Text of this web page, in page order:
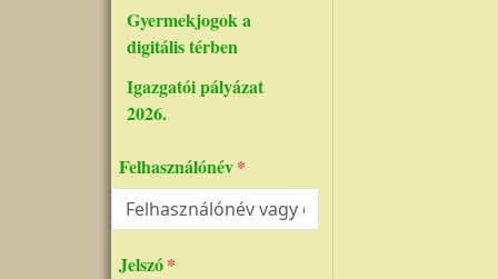
Gyermekjogok a
digitális térben
Igazgatói pályázat
2026.
Felhasználónév
Jelszó